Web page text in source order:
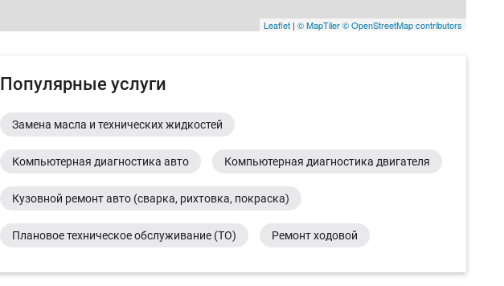
Leaflet | © MapTiler© OpenStreetMap contributors
Популярные услуги
Замена масла и технических жидкостей
Компьютерная диагностика авто Компьютерная диагностика двигателя
Кузовной ремонт авто (сварка, рихтовка, покраска)
Плановое техническое обслуживание (ТО) Ремонт ходовой